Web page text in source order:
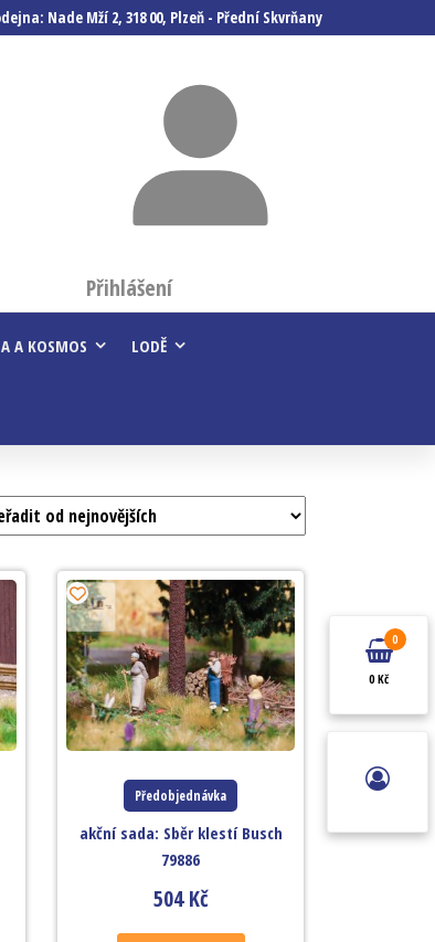
Nade Mží 2, 318 00, Plzeň - Přední Skvrňany
Přihlášení
A KOSMOS LODĚ
Předobjednávka
akční sada: Sběr klestí Busch
79886
504Kč
0
0 Kč